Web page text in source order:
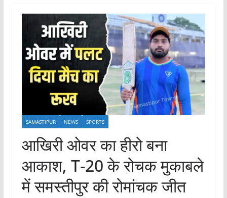
SAMASTIPUR NEWS SPORTS
आखिरी ओवर का हीरो बना
आकाश, T-20 के रोचक मुकाबले
में समस्तीपुर की रोमांचक जीत